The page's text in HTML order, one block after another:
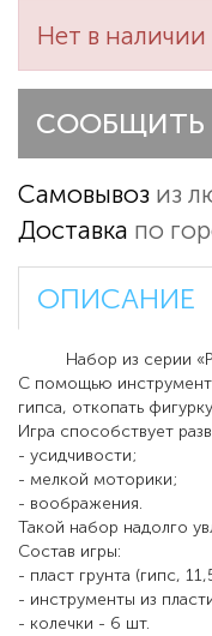
Нет в наличии
СООБЩИТЬ
Самовывоз из
Доставка по
ОПИСАНИЕ
Набор из серии
С помощью
гипса, откопать
Игра способствует
- усидчивости;
- мелкой моторики;
- воображения.
Такой набор надолго
Состав игры:
- пласт грунта (гипс,
- инструменты из
- колечки - 6 шт.